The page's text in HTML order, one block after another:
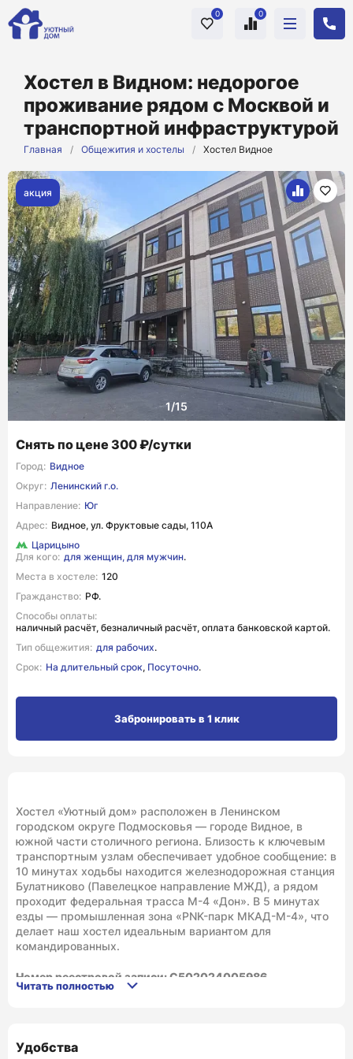
0 0
Хостел в Видном: недорогое
проживание рядом с Москвой и
транспортной инфраструктурой
Главная / Общежития и хостелы / Хостел Видное
акция
+
11
Снять по цене 300 ₽/сутки
Город: Видное
Округ: Ленинский г.о.
Направление: Юг
Адрес: Видное, ул. Фруктовые сады, 110А
Царицыно
Для кого: для женщин, для мужчин.
Места в хостеле: 120
Гражданство: РФ.
Способы оплаты:
наличный расчёт, безналичный расчёт, оплата банковской картой.
Тип общежития: для рабочих.
Срок: На длительный срок, Посуточно.
Забронировать в 1 клик
Хостел «Уютный дом» расположен в Ленинском
городском округе Подмосковья — городе Видное, в
южной части столичного региона. Близость к ключевым
транспортным узлам обеспечивает удобное сообщение: в
10 минутах ходьбы находится железнодорожная станция
Булатниково (Павелецкое направление МЖД), а рядом
проходит федеральная трасса М-4 «Дон». В 5 минутах
езды — промышленная зона «PNK-парк МКАД-М-4», что
делает наш хостел идеальным вариантом для
командированных.
Номер реестровой записи: С502024005986,
https://tourism.fsa.gov.ru/ru/resorts/hotels/44b74711-
проживания
Читать полностью
Удобства